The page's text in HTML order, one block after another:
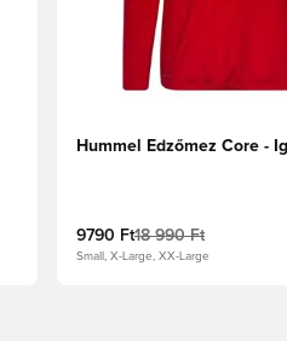
Hummel Edzőmez Core -
9790 Ft18 990 Ft
Small, X-Large, XX-Large